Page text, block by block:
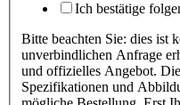
Ich bestätige
Bitte beachten Sie: dies ist
unverbindlichen Anfrage
und offizielles Angebot.
Spezifikationen und